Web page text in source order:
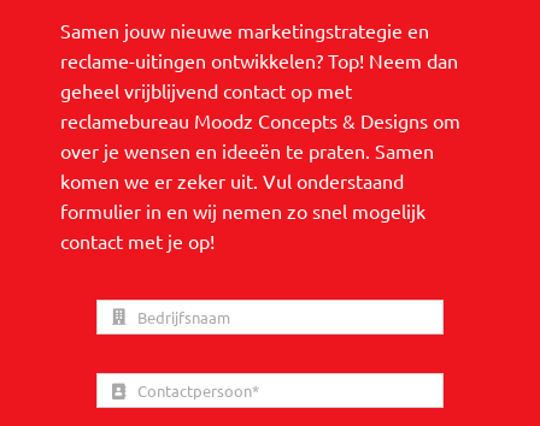
Samen jouw nieuwe marketingstrategie en
reclame-uitingen ontwikkelen? Top! Neem dan
geheel vrijblijvend contact op met
reclamebureau Moodz Concepts & Designs om
over je wensen en ideeën te praten. Samen
komen we er zeker uit. Vul onderstaand
formulier in en wij nemen zo snel mogelijk
contact met je op!